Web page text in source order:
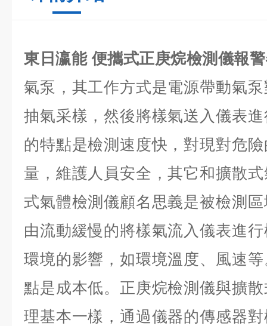
東日瀛能 便攜式正庚烷檢測儀報
氣泵，其工作方式是電源帶動氣
抽氣采樣，然後將樣氣送入儀表
的特點是檢測速度快，對現對危
量，維護人員安全，其它和擴散
式氣體檢測儀顧名思義是被檢測
由流動緩慢的將樣氣流入儀表進
環境的影響，如環境溫度、風速
點是成本低。正庚烷檢測儀與擴
理基本一樣，通過儀器的傳感器